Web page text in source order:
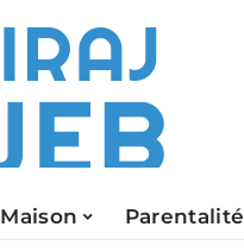
Maison Parentalité